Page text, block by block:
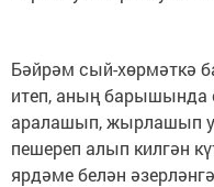
Бәйрәм сый-хөрмәткә
итеп, аның барышында
аралашып, жырлашып
пешереп алып килгән
ярдәме белән